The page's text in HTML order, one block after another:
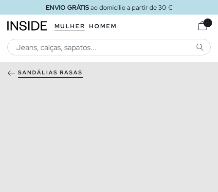
ENVIO GRÁTISao domicílio a partir de 30 €
MULHER HOMEM
SANDÁLIAS RASAS